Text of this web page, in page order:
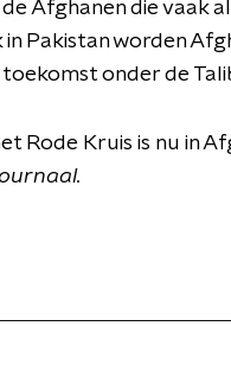
Afghanen die vaak
in Pakistan worden
onder de
Rode Kruis is nu in